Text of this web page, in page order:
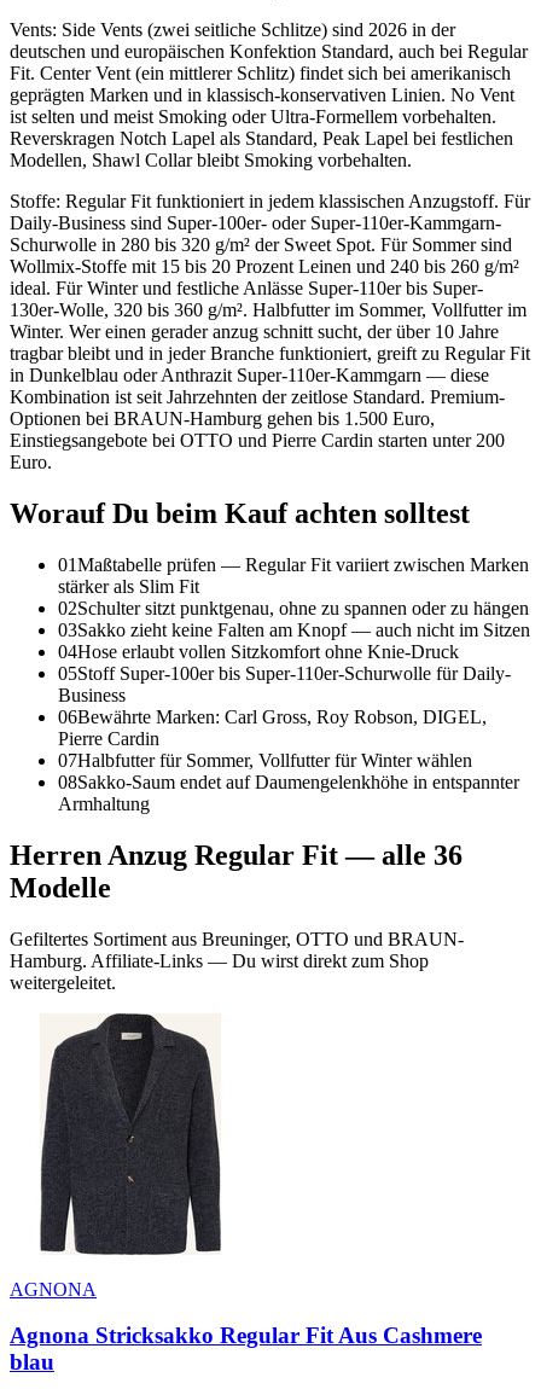
Vents: Side Vents (zwei seitliche Schlitze) sind 2026 in der
deutschen und europäischen Konfektion Standard, auch bei Regular
Fit. Center Vent (ein mittlerer Schlitz) findet sich bei amerikanisch
geprägten Marken und in klassisch-konservativen Linien. No Vent
ist selten und meist Smoking oder Ultra-Formellem vorbehalten.
Reverskragen Notch Lapel als Standard, Peak Lapel bei festlichen
Modellen, Shawl Collar bleibt Smoking vorbehalten.
Stoffe: Regular Fit funktioniert in jedem klassischen Anzugstoff. Für
Daily-Business sind Super-100er- oder Super-110er-Kammgarn-
Schurwolle in 280 bis 320 g/m² der Sweet Spot. Für Sommer sind
Wollmix-Stoffe mit 15 bis 20 Prozent Leinen und 240 bis 260 g/m²
ideal. Für Winter und festliche Anlässe Super-110er bis Super-
130er-Wolle, 320 bis 360 g/m². Halbfutter im Sommer, Vollfutter im
Winter. Wer einen gerader anzug schnitt sucht, der über 10 Jahre
tragbar bleibt und in jeder Branche funktioniert, greift zu Regular Fit
in Dunkelblau oder Anthrazit Super-110er-Kammgarn — diese
Kombination ist seit Jahrzehnten der zeitlose Standard. Premium-
Optionen bei BRAUN-Hamburg gehen bis 1.500 Euro,
Einstiegsangebote bei OTTO und Pierre Cardin starten unter 200
Euro.
Worauf Du beim Kauf achten solltest
01Maßtabelle prüfen — Regular Fit variiert zwischen Marken
stärker als Slim Fit
02Schulter sitzt punktgenau, ohne zu spannen oder zu hängen
03Sakko zieht keine Falten am Knopf — auch nicht im Sitzen
04Hose erlaubt vollen Sitzkomfort ohne Knie-Druck
05Stoff Super-100er bis Super-110er-Schurwolle für Daily-
Business
06Bewährte Marken: Carl Gross, Roy Robson, DIGEL,
Pierre Cardin
07Halbfutter für Sommer, Vollfutter für Winter wählen
08Sakko-Saum endet auf Daumengelenkhöhe in entspannter
Armhaltung
Herren Anzug Regular Fit— alle 36
Modelle
Gefiltertes Sortiment aus Breuninger, OTTO und BRAUN-
Hamburg. Affiliate-Links — Du wirst direkt zum Shop
weitergeleitet.
AGNONA
Agnona Stricksakko Regular Fit Aus Cashmere
blau